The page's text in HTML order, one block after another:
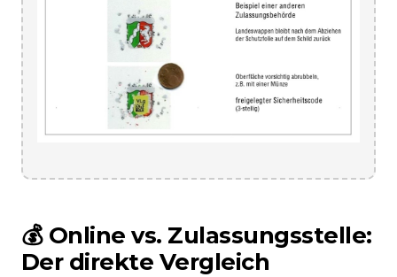
💰 Online vs. Zulassungsstelle:
Der direkte Vergleich